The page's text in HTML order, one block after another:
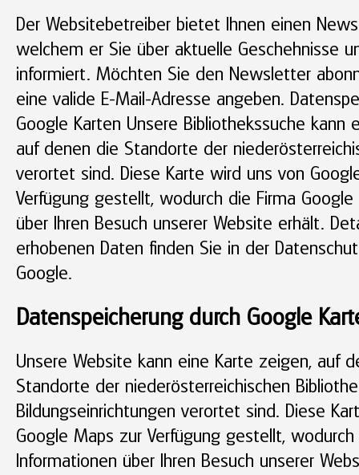
Der Websitebetreiber bietet Ihnen einen
welchem er Sie über aktuelle Geschehnisse
informiert. Möchten Sie den Newsletter
eine valide E-Mail-Adresse angeben.
Google Karten Unsere Bibliothekssuche kann
auf denen die Standorte der
verortet sind. Diese Karte wird uns von
Verfügung gestellt, wodurch die Firma
über Ihren Besuch unserer Website erhält.
erhobenen Daten finden Sie in der
Google.
Datenspeicherung durch Google
Unsere Website kann eine Karte zeigen, auf
Standorte der niederösterreichischen
Bildungseinrichtungen verortet sind. Diese
Google Maps zur Verfügung gestellt,
Informationen über Ihren Besuch unserer